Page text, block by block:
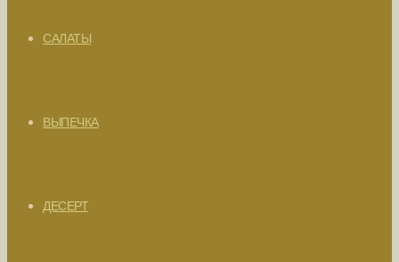
САЛАТЫ
ВЫПЕЧКА
ДЕСЕРТ